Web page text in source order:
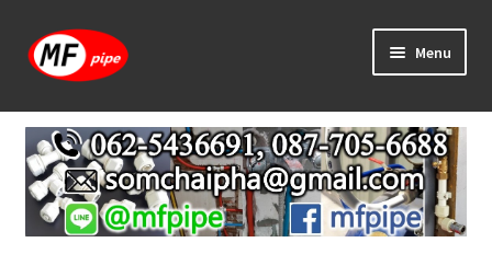
Skip
to
Skip
to
Menu
หน้าแรก
ร้านค้า
วิธีการเดินท่อ PAP